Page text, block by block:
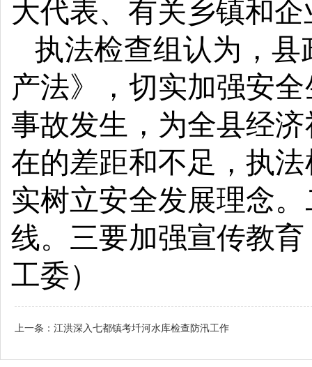
大代表、 有关乡镇和企
执法检查组认为，
产法》，切实加强安
事故发生， 为全县经
在的差距和不足，执
实树立安全发展理念
线。三要加强宣传教
工委）
上一条： 江洪深入七都镇考圲河水库检查防汛工作